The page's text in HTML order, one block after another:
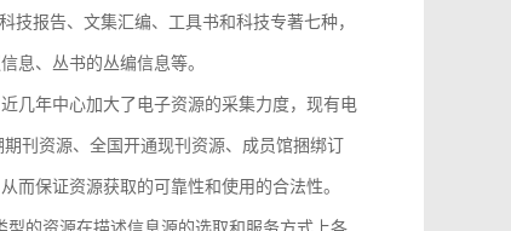
报告、文集汇编、工具书和科技专著七种，
息、丛书的丛编信息等。
几年中心加大了电子资源的采集力度，现有电
刊资源、全国开通现刊资源、成员馆捆绑订
而保证资源获取的可靠性和使用的合法性。